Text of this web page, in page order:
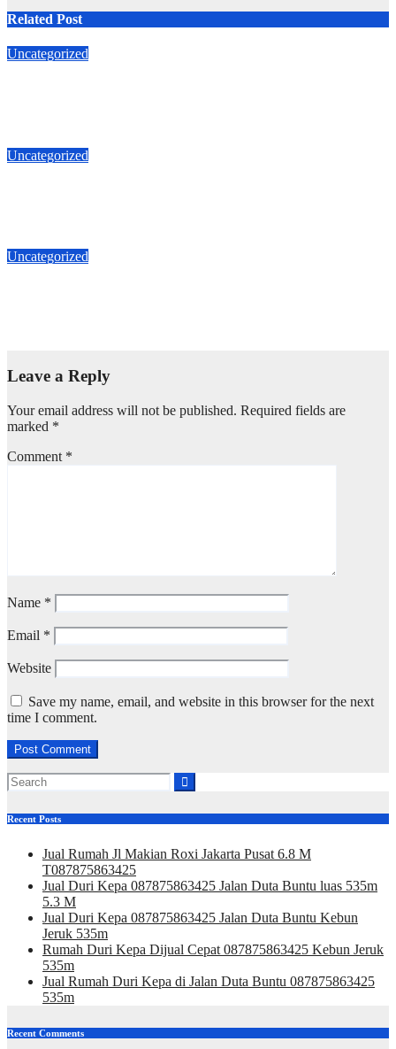
Related Post
Uncategorized
Uncategorized
Uncategorized
Leave a Reply
Your email address will not be published. Required fields are
marked *
Comment *
Name *
Email *
Website
Save my name, email, and website in this browser for the next
time I comment.
Recent Posts
Jual Rumah Jl Makian Roxi Jakarta Pusat 6.8 M
T087875863425
Jual Duri Kepa 087875863425 Jalan Duta Buntu luas 535m
5.3 M
Jual Duri Kepa 087875863425 Jalan Duta Buntu Kebun
Jeruk 535m
Rumah Duri Kepa Dijual Cepat 087875863425 Kebun Jeruk
535m
Jual Rumah Duri Kepa di Jalan Duta Buntu 087875863425
535m
Recent Comments